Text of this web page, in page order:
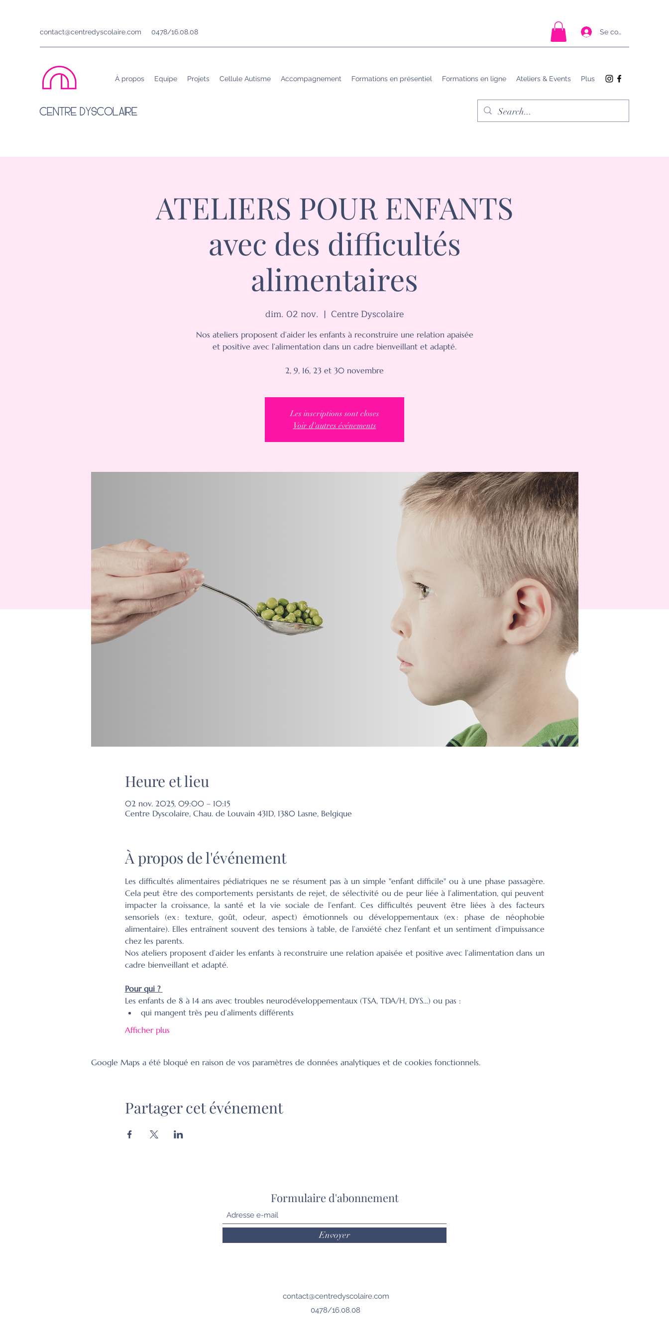
contact@centredyscolaire.com 0478/16.08.08 Se connecter
CENTRE DYSCOLAIRE
À propos Equipe Projets Cellule Autisme Accompagnement Formations en présentiel Formations en ligne Ateliers & Events Plus
ATELIERS POUR ENFANTS
avec des difficultés
alimentaires
dim. 02 nov.
  |
Centre Dyscolaire
Nos ateliers proposent d’aider les enfants à reconstruire une relation apaisée
et positive avec l’alimentation dans un cadre bienveillant et adapté.
2, 9, 16, 23 et 30 novembre
Les inscriptions sont closes
Voir d'autres événements
Heure et lieu
02 nov. 2025, 09:00 – 10:15
Centre Dyscolaire, Chau. de Louvain 431D, 1380 Lasne, Belgique
À propos de l'événement
Les difficultés alimentaires pédiatriques ne se résument pas à un simple "enfant difficile" ou à une phase passagère.
Cela peut être des comportements persistants de rejet, de sélectivité ou de peur liée à l’alimentation, qui peuvent
impacter la croissance, la santé et la vie sociale de l’enfant. Ces difficultés peuvent être liées à des facteurs
sensoriels (ex : texture, goût, odeur, aspect) émotionnels ou développementaux (ex : phase de néophobie
alimentaire). Elles entraînent souvent des tensions à table, de l’anxiété chez l’enfant et un sentiment d’impuissance
chez les parents.
Nos ateliers proposent d’aider les enfants à reconstruire une relation apaisée et positive avec l’alimentation dans un
cadre bienveillant et adapté.
Pour qui ?
Les enfants de 8 à 14 ans avec troubles neurodéveloppementaux (TSA, TDA/H, DYS…) ou pas :
qui mangent très peu d’aliments différents
Afficher plus
Google Maps a été bloqué en raison de vos paramètres de données analytiques et de cookies fonctionnels.
Partager cet événement
Formulaire d'abonnement
Envoyer
contact@centredyscolaire.com
0478/16.08.08